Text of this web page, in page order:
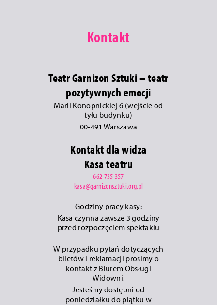
Kontakt
Teatr Garnizon Sztuki – teatr
pozytywnych emocji
Marii Konopnickiej 6 (wejście od
tyłu budynku)
00-491 Warszawa
Kontakt dla widza
Kasa teatru
662 735 357
kasa@garnizonsztuki.org.pl
Godziny pracy kasy:
Kasa czynna zawsze 3 godziny
przed rozpoczęciem spektaklu
W przypadku pytań dotyczących
biletów i reklamacji prosimy o
kontakt z Biurem Obsługi
Widowni.
Jesteśmy dostępni od
poniedziałku do piątku w